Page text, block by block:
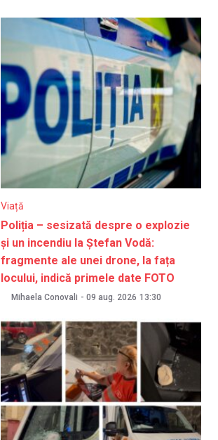
Viață
Poliția – sesizată despre o explozie
și un incendiu la Ștefan Vodă:
fragmente ale unei drone, la fața
locului, indică primele date FOTO
Mihaela Conovali - 09 aug. 2026 13:30